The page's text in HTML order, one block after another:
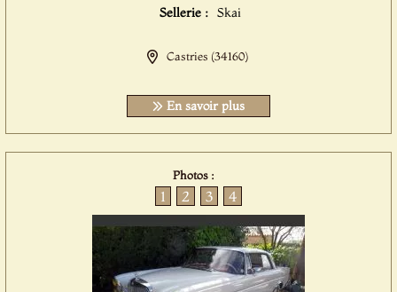
Sellerie : Skai
Castries (34160)
En savoir plus
Photos :
1 2 3 4